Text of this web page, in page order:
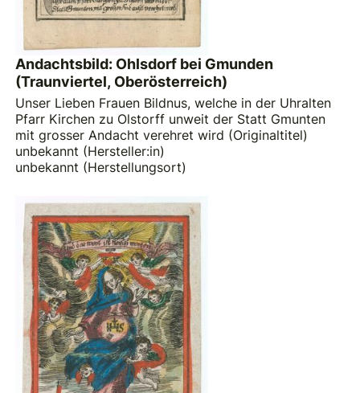
Andachtsbild: Ohlsdorf bei Gmunden
(Traunviertel, Oberösterreich)
Unser Lieben Frauen Bildnus, welche in der Uhralten
Pfarr Kirchen zu Olstorff unweit der Statt Gmunten
mit grosser Andacht verehret wird (Originaltitel)
unbekannt (Hersteller:in)
unbekannt (Herstellungsort)